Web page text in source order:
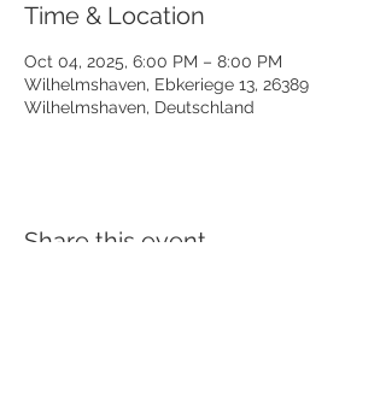
Time & Location
Oct 04, 2025, 6:00 PM – 8:00 PM
Wilhelmshaven, Ebkeriege 13, 26389
Wilhelmshaven, Deutschland
Share this event